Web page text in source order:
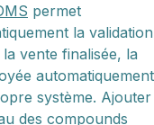
permet
la validation
vente finalisée, la
automatiquement
système. Ajouter
des compounds